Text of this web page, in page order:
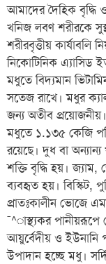
আমাদের দৈহিক বৃদ্ধি
খনিজ লবণ শরীরকে
শরীরবৃত্তীয় কার্যাবলি
নিকোটিনিক এ্যাসিড
মধুতে বিদ্যমান
সতেজ রাখে। মধুর
জন্য অতীব
মধুতে ১.১৩৫ কেজি
রয়েছে। দুধ বা
শক্তি বৃদ্ধি হয়। জ্যাম,
ব্যবহৃত হয়। বিস্কিট,
প্রাতঃকালীন ভোজে
¯^াস্থ্যকর পানীয়রূপে
আয়ুর্বেদীয় ও ইউনানি
উপাদান হচ্ছে মধু।